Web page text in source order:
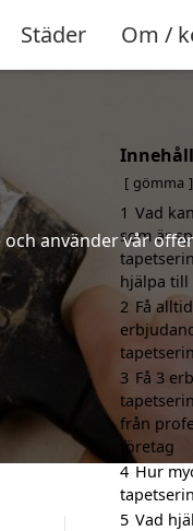
Städer Om /
använder vår
gömma
1 Vad
som är
hjälpa till
2 Få
3 Få 3
från
företag
4 Hur
5 Vad